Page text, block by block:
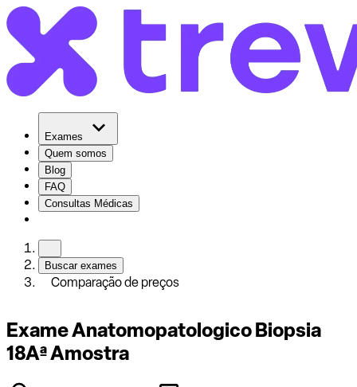
Exames
Quem somos
Blog
FAQ
Consultas Médicas
Buscar exames
Comparação de preços
Exame Anatomopatologico Biopsia
18Aª Amostra